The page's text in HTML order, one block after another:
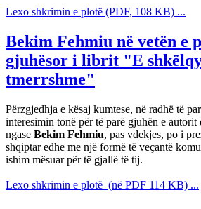
Lexo shkrimin e plotë (PDF, 108 KB) ...
Bekim Fehmiu në vetën e
gjuhësor i librit "E
tmerrshme"
Përzgjedhja e kësaj kumtese, në radhë të
interesimin tonë për të parë gjuhën e
ngase Bekim Fehmiu, pas vdekjes, po i
shqiptar edhe me një formë të veçantë
ishim mësuar për të gjallë të tij.
Lexo shkrimin e plotë (në PDF 114 KB) ...